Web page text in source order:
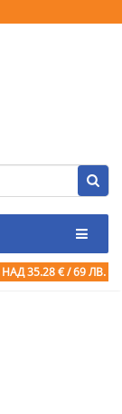
НАД 35.28 € / 69 ЛВ.